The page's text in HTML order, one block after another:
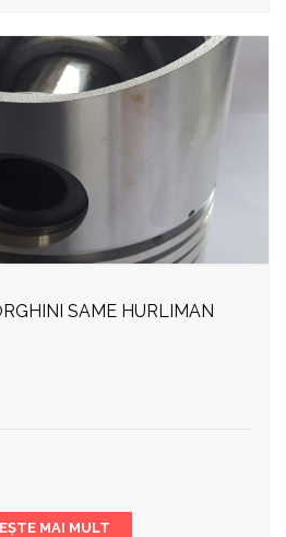
SAME HURLIMAN
MAI MULT